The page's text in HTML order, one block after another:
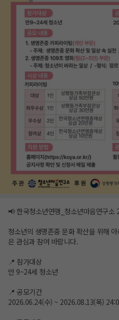
📢 한국청소년연맹_청소년마음연구소
청소년의 생명존중 문화 확산을 위해
은 관심과 참여 바랍니다.
📍 참가대상
만 9~24세 청소년
📍 공모기간
2026.06.24(수) ~ 2026.08.13(목)